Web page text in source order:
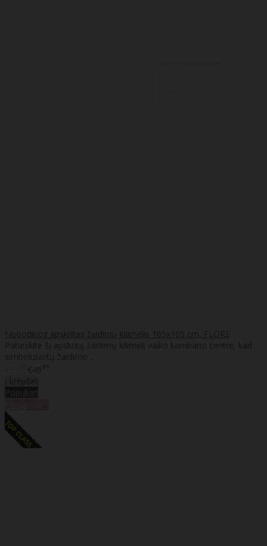
Nobodinoz apskritas žaidimų kilimėlis 105x105 cm, FLORE
Patieskite šį apskritą žaidimų kilimėlį vaiko kambario centre, kad
simbolizuotų žaidimo ..
€4995
Populiari